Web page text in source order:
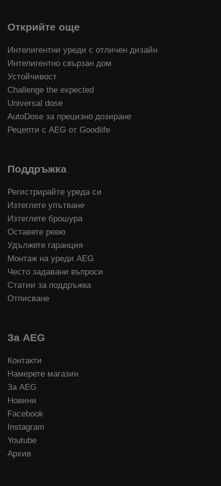
Открийте още
Интелигентни уреди с отличен дизайн
Интелигентно свързан дом
Устойчивост
Challenge the expected
Universal dose
AutoDose за прецизно дозиране
Рецепти с AEG от Goodlife
Поддръжка
Регистрирайте уреда си
Изтеглете упътване
Изтеглете брошура
Оставете ревю
Удължете гаранция
Монтаж на уреди AEG
Често задавани въпроси
Статии за поддръжка
Отписване
За AEG
Контакти
Намерете магазин
За AEG
Новини
Facebook
Instagram
Youtube
Архив